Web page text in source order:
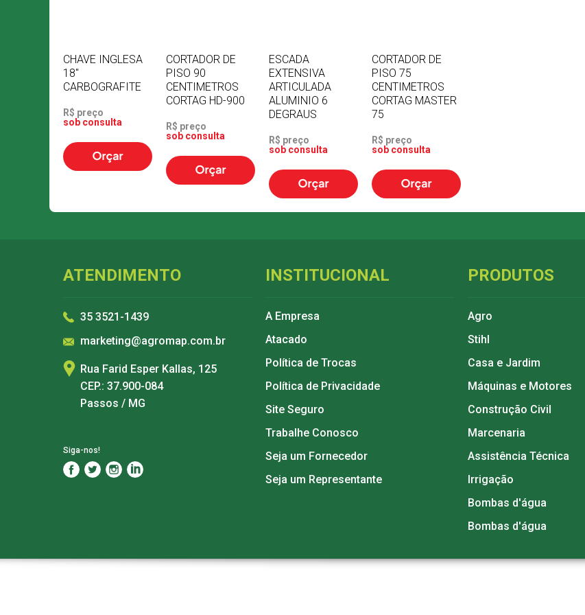
CHAVE INGLESA
18"
CARBOGRAFITE
R$ preço
sob consulta
CORTADOR DE
PISO 90
CENTIMETROS
CORTAG HD-900
R$ preço
sob consulta
ESCADA
EXTENSIVA
ARTICULADA
ALUMINIO 6
DEGRAUS
R$ preço
sob consulta
CORTADOR DE
PISO 75
CENTIMETROS
CORTAG MASTER
75
R$ preço
sob consulta
ATENDIMENTO
35 3521-1439
marketing@agromap.com.br
Rua Farid Esper Kallas, 125
CEP.: 37.900-084
Passos / MG
Siga-nos!
INSTITUCIONAL
A Empresa
Atacado
Política de Trocas
Política de Privacidade
Site Seguro
Trabalhe Conosco
Seja um Fornecedor
Seja um Representante
PRODUTOS
Agro
Stihl
Casa e Jardim
Máquinas e Motores
Construção Civil
Marcenaria
Assistência Técnica
Irrigação
Bombas d'água
Bombas d'água